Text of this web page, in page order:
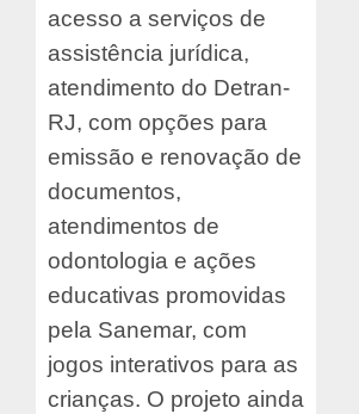
acesso a serviços de
assistência jurídica,
atendimento do Detran-
RJ, com opções para
emissão e renovação de
documentos,
atendimentos de
odontologia e ações
educativas promovidas
pela Sanemar, com
jogos interativos para as
crianças. O projeto ainda